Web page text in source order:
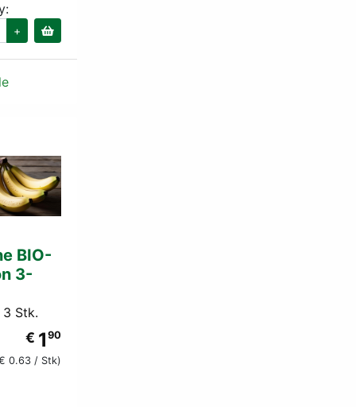
+
BIO-
3-
Stk.
€ 1 90
0.63 / Stk)